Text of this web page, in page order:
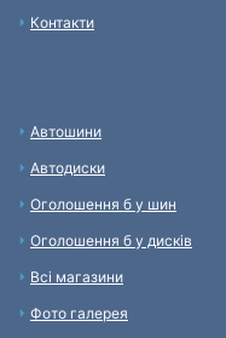
Контакти
Автошини
Автодиски
Оголошення б у шин
Оголошення б у дисків
Всі магазини
Фото галерея